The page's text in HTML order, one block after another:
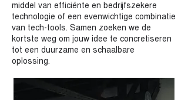
middel van efficiënte en bedrijfszekere
technologie of een evenwichtige combinatie
van tech-tools. Samen zoeken we de
kortste weg om jouw idee te concretiseren
tot een duurzame en schaalbare
oplossing.